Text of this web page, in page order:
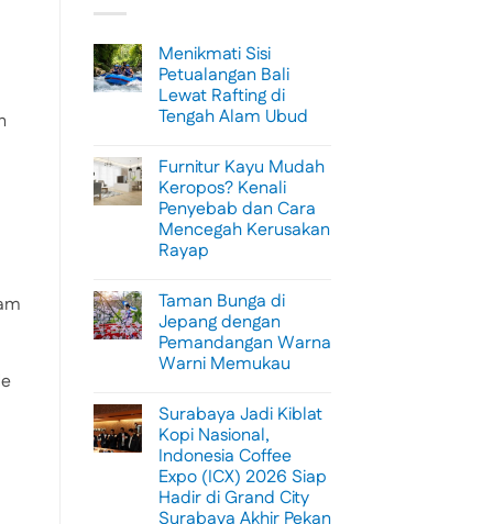
Menikmati Sisi
Petualangan Bali
Lewat Rafting di
Tengah Alam Ubud
on
Menikmati
Sisi
Petualangan
Bali
Lewat
Rafting
Alam
Ubud
Furnitur Kayu Mudah
Keropos? Kenali
Penyebab dan Cara
Mencegah Kerusakan
Rayap
on
Furnitur
Kayu
Mudah
Keropos?
Kenali
Cara
Mencegah
Kerusakan
Rayap
Taman Bunga di
Jepang dengan
Pemandangan Warna
Warni Memukau
on
Taman
Bunga
di
Jepang
dengan
Pemandangan
Warna
Surabaya Jadi Kiblat
Kopi Nasional,
Indonesia Coffee
Expo (ICX) 2026 Siap
Hadir di Grand City
Surabaya Akhir Pekan